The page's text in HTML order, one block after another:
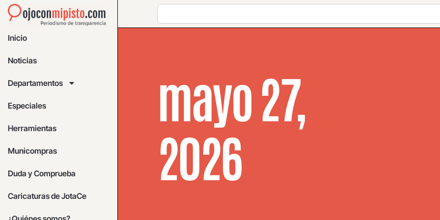
Inicio
Noticias
Departamentos
Especiales
Herramientas
Municompras
Duda y Comprueba
Caricaturas de JotaCe
mayo 27,
2026